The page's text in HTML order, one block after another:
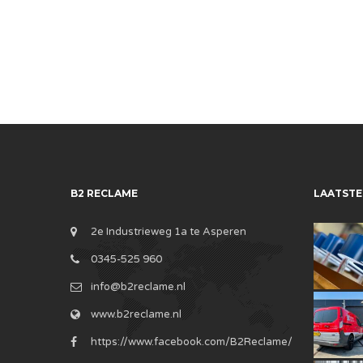
B2 RECLAME
2e Industrieweg 1a te Asperen
0345-525 960
info@b2reclame.nl
www.b2reclame.nl
https://www.facebook.com/B2Reclame/